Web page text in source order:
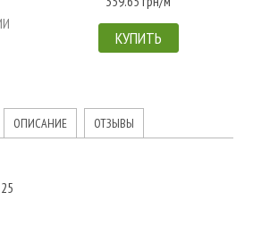
КУПИТЬ
ОПИСАНИЕ ОТЗЫВЫ